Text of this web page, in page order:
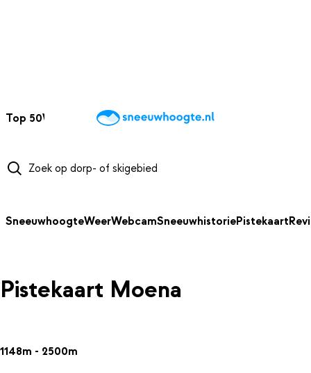
Top 50Webcams WintersportweerKaarten
SneeuwhoogteWeerWebcamSneeuwhistoriePistekaart
Pistekaart Moena
1148m - 2500m